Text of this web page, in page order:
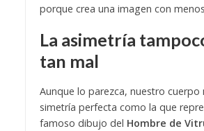
porque crea una imagen con
La asimetría
tan mal
Aunque lo parezca, nuestro cuerpo
simetría perfecta como la que
famoso dibujo del Hombre de